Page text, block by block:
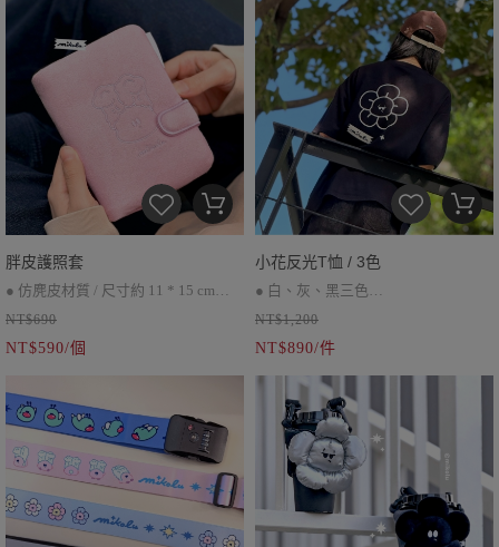
胖皮護照套
● 仿麂皮材質 / 尺寸約 11 * 15 cm
● 磁扣設計、拉鏈收納袋
● 內部多層次插袋
NT$690
NT$590/個
小花反光T恤 / 3色
● 白、灰、黑三色
● 寬版、落肩剪裁、胸口、背面反光
Logo
● 商品照穿著範例：
男生 M號 尺寸（ 身高168cm ）
女生 L號 尺寸（ 身高165cm ）
NT$1,200
NT$890/件